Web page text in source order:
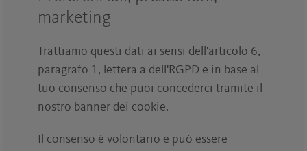
marketing
Trattiamo questi dati ai sensi dell'articolo 6,
paragrafo 1, lettera a dell'RGPD e in base al
tuo consenso che puoi concederci tramite il
nostro banner dei cookie.
Il consenso è volontario e può essere